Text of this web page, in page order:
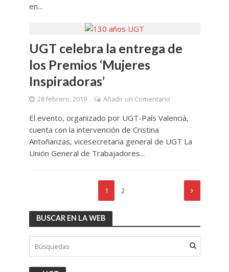
en...
UGT celebra la entrega de
los Premios ‘Mujeres
Inspiradoras’
28 febrero, 2019 Añadir un Comentario
El evento, organizado por UGT-País Valencià,
cuenta con la intervención de Cristina
Antoñanzas, vicesecretaria general de UGT La
Unión General de Trabajadores...
1 2
BUSCAR EN LA WEB